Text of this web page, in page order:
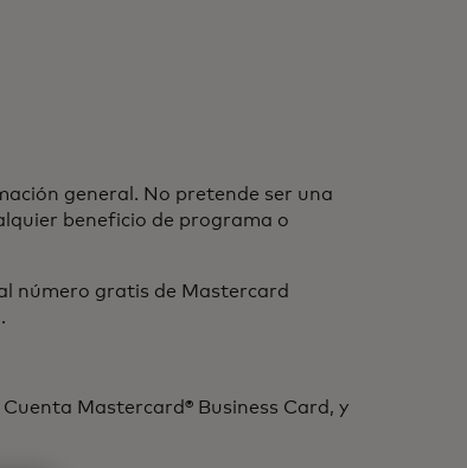
general. No pretende ser una
beneficio de programa o
número gratis de Mastercard
Mastercard® Business Card, y